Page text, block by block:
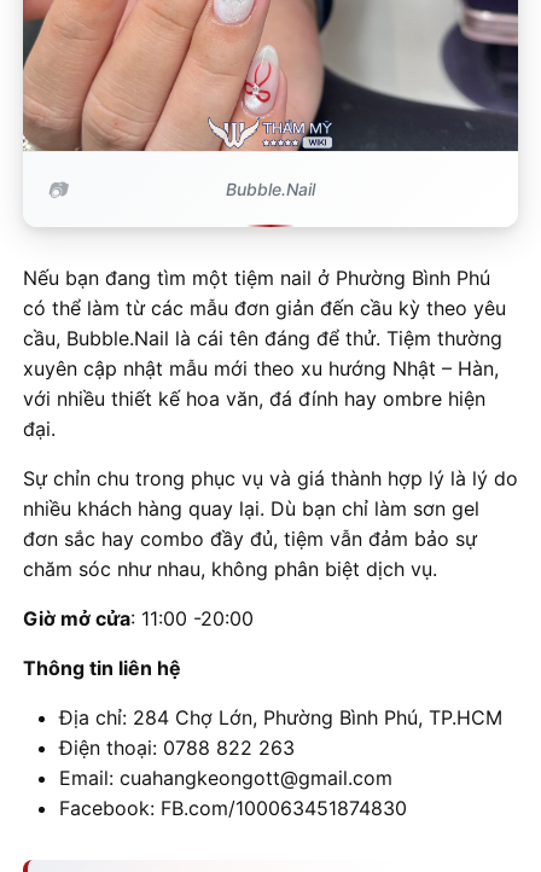
Bubble.Nail
Nếu bạn đang tìm một tiệm nail ở Phường Bình Phú
có thể làm từ các mẫu đơn giản đến cầu kỳ theo yêu
cầu, Bubble.Nail là cái tên đáng để thử. Tiệm thường
xuyên cập nhật mẫu mới theo xu hướng Nhật – Hàn,
với nhiều thiết kế hoa văn, đá đính hay ombre hiện
đại.
Sự chỉn chu trong phục vụ và giá thành hợp lý là lý do
nhiều khách hàng quay lại. Dù bạn chỉ làm sơn gel
đơn sắc hay combo đầy đủ, tiệm vẫn đảm bảo sự
chăm sóc như nhau, không phân biệt dịch vụ.
Giờ mở cửa: 11:00 -20:00
Thông tin liên hệ
Địa chỉ: 284 Chợ Lớn, Phường Bình Phú, TP.HCM
Điện thoại: 0788 822 263
Email: cuahangkeongott@gmail.com
Facebook: FB.com/100063451874830